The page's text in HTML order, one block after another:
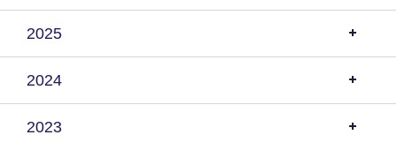
2025
2024
2023